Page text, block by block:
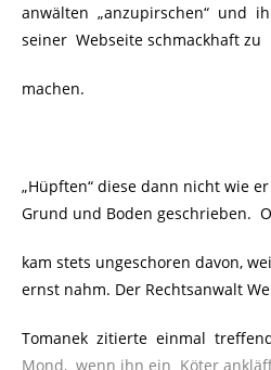
anwälten „anzupirschen“ und
seiner Webseite schmackhaft zu
machen.
„Hüpften“ diese dann nicht wie
Grund und Boden geschrieben.
kam stets ungeschoren davon,
ernst nahm. Der Rechtsanwalt
Tomanek zitierte einmal
Mond, wenn ihn ein Köter